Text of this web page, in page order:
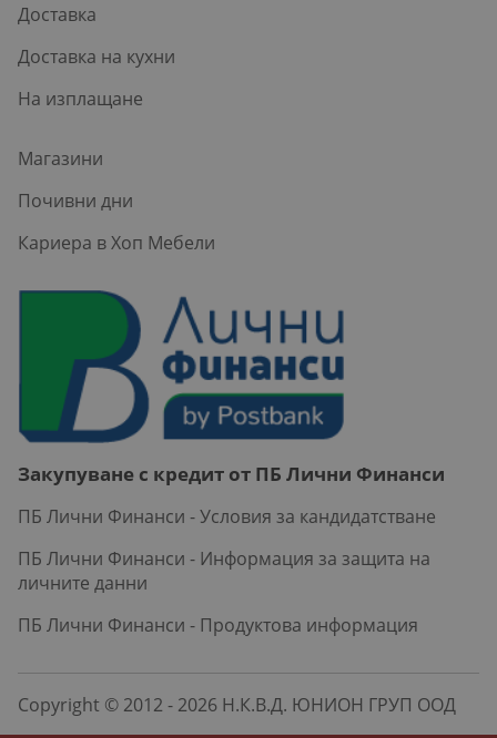
Доставка
Доставка на кухни
На изплащане
Магазини
Почивни дни
Кариера в Хоп Мебели
Закупуване с кредит от ПБ Лични Финанси
ПБ Лични Финанси - Условия за кандидатстване
ПБ Лични Финанси - Информация за защита на
личните данни
ПБ Лични Финанси - Продуктова информация
Copyright © 2012 - 2026 Н.К.В.Д. ЮНИОН ГРУП ООД